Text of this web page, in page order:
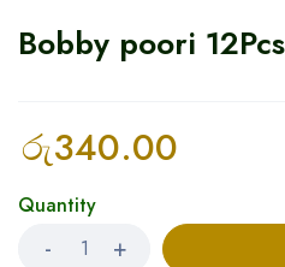
Bobby poori 12Pcs
රු340.00
Quantity